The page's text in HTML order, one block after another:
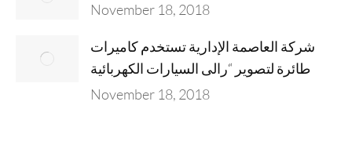
November 18, 2018
شركة العاصمة الإدارية تستخدم كاميرات
طائرة لتصوير “رالى السيارات الكهربائية
November 18, 2018